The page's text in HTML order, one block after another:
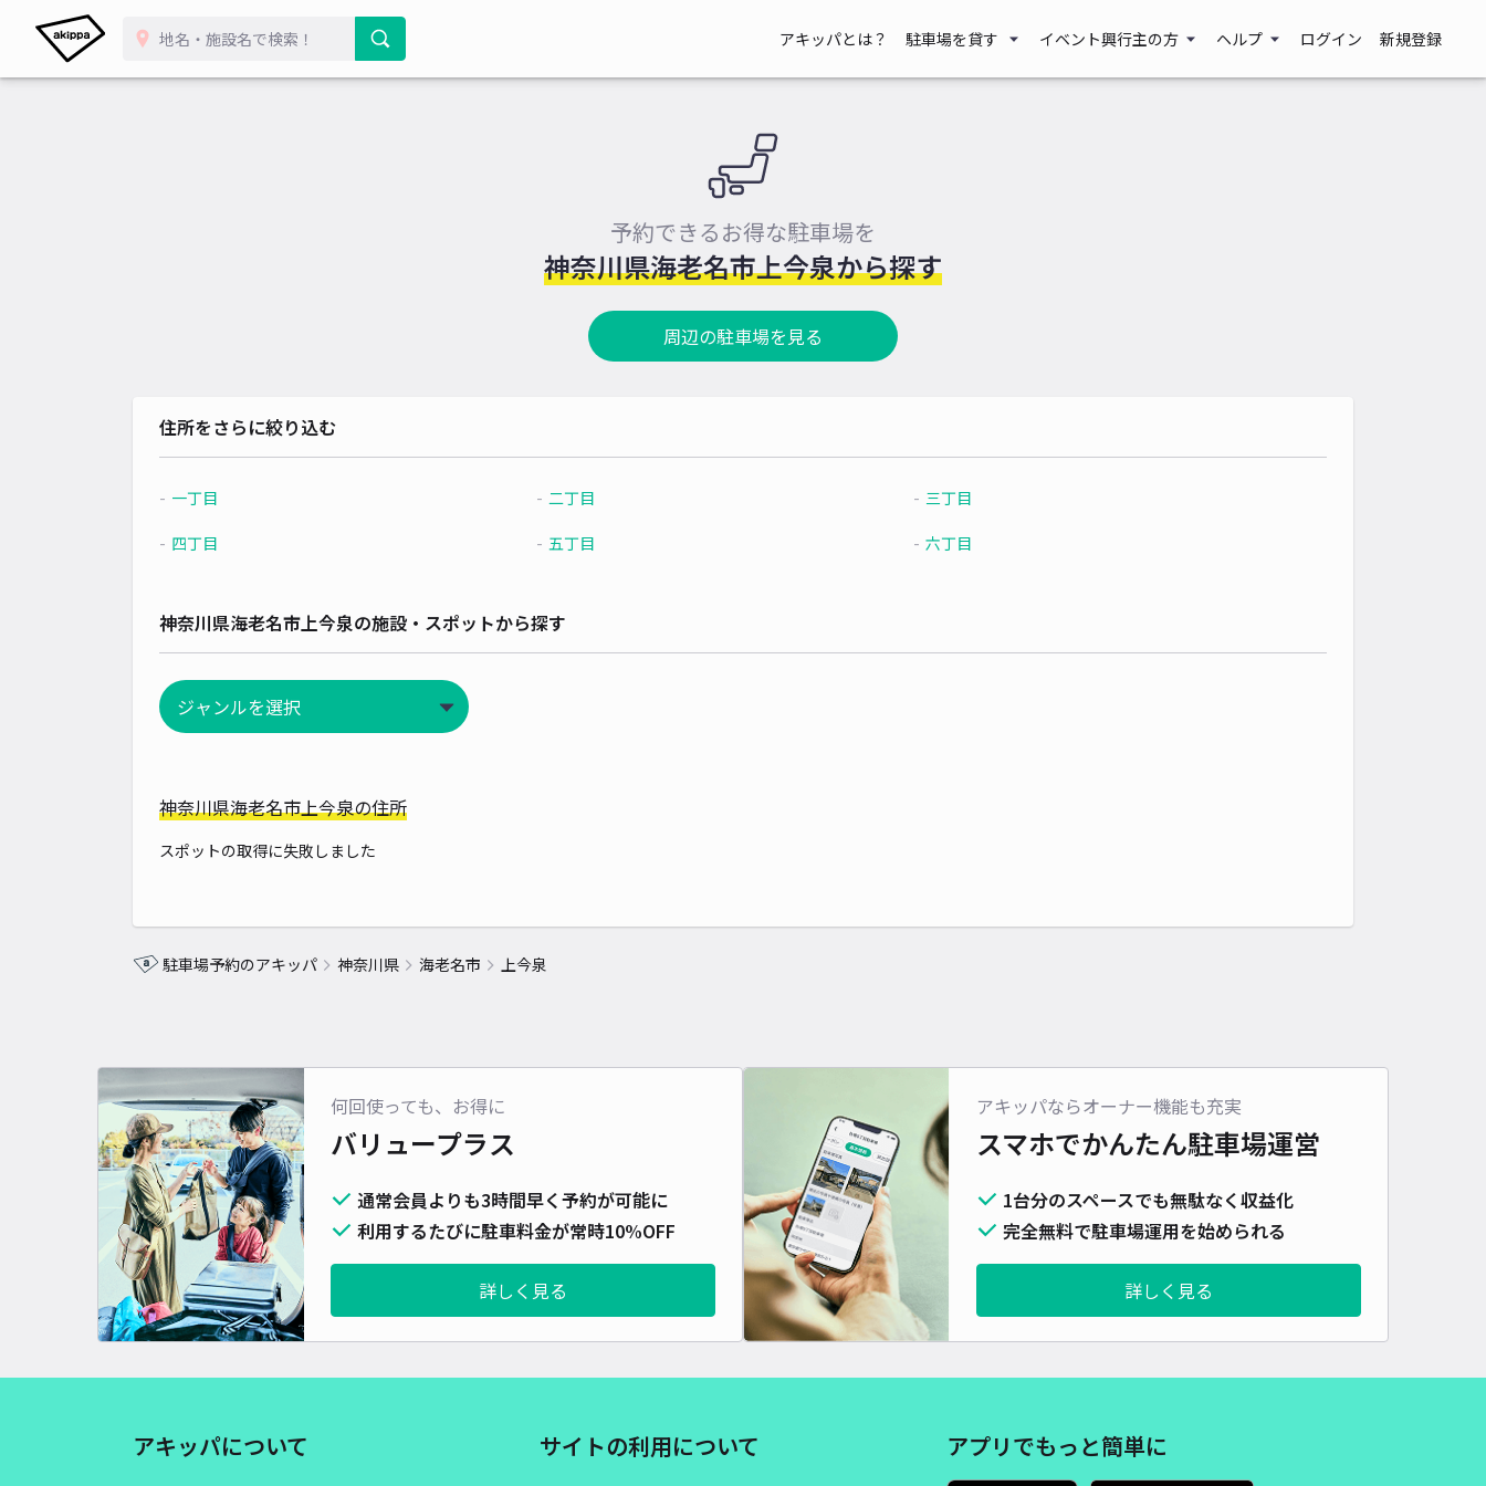
アキッパとは？ 駐車場を貸す イベント興行主の方 ヘルプ ログイン 新規登録
予約できるお得な駐車場を
神奈川県海老名市上今泉から探す
周辺の駐車場を見る
住所をさらに絞り込む
一丁目 二丁目 三丁目
四丁目 五丁目 六丁目
神奈川県海老名市上今泉の施設・スポットから探す
神奈川県海老名市上今泉の住所
スポットの取得に失敗しました
駐車場予約のアキッパ 神奈川県 海老名市 上今泉
何回使っても、お得に
バリュープラス
通常会員よりも3時間早く予約が可能に
利用するたびに駐車料金が常時10%OFF
詳しく見る
アキッパならオーナー機能も充実
スマホでかんたん駐車場運営
1台分のスペースでも無駄なく収益化
完全無料で駐車場運用を始められる
詳しく見る
アキッパについて サイトの利用について アプリでもっと簡単に